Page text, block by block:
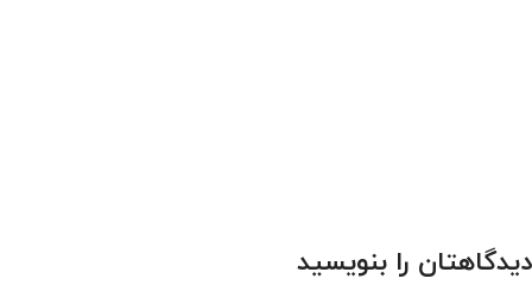
دیدگاهتان را بنویسید